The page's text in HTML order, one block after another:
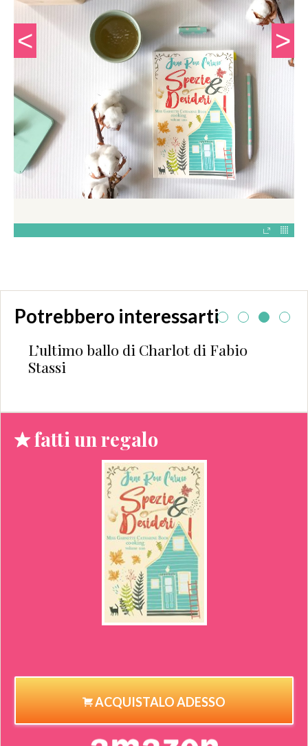
Potrebbero interessarti
L’ultimo ballo di Charlot di Fabio
Stassi
fatti un regalo
ACQUISTALO ADESSO